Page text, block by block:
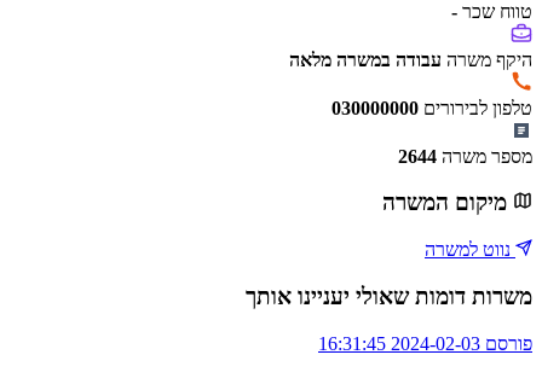
טווח שכר -
היקף משרה עבודה במשרה מלאה
טלפון לבירורים 030000000
מספר משרה 2644
מיקום המשרה
נווט למשרה
משרות דומות שאולי יעניינו אותך
פורסם 2024-02-03 16:31:45